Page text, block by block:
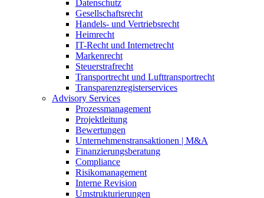
Datenschutz
Gesellschaftsrecht
Handels- und Vertriebsrecht
Heimrecht
IT-Recht und Internetrecht
Markenrecht
Steuerstrafrecht
Transportrecht und Lufttransportrecht
Transparenzregisterservices
Advisory Services
Prozessmanagement
Projektleitung
Bewertungen
Unternehmenstransaktionen | M&A
Finanzierungsberatung
Compliance
Risikomanagement
Interne Revision
Umstrukturierungen